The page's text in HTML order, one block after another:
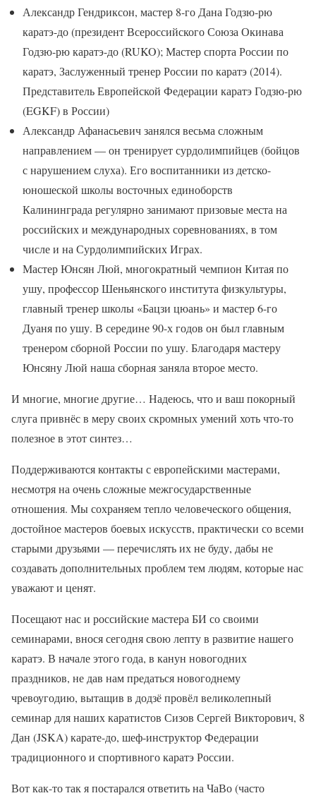
Александр Гендриксон, мастер 8-го Дана Годзю-рю
каратэ-до (президент Всероссийского Союза Окинава
Годзю-рю каратэ-до (RUKO); Мастер спорта России по
каратэ, Заслуженный тренер России по каратэ (2014).
Представитель Европейской Федерации каратэ Годзю-рю
(EGKF) в России)
Александр Афанасьевич занялся весьма сложным
направлением — он тренирует сурдолимпийцев (бойцов
с нарушением слуха). Его воспитанники из детско-
юношеской школы восточных единоборств
Калининграда регулярно занимают призовые места на
российских и международных соревнованиях, в том
числе и на Сурдолимпийских Играх.
Мастер Юнсян Люй, многократный чемпион Китая по
ушу, профессор Шеньянского института физкультуры,
главный тренер школы «Бацзи цюань» и мастер 6-го
Дуаня по ушу. В середине 90-х годов он был главным
тренером сборной России по ушу. Благодаря мастеру
Юнсяну Люй наша сборная заняла второе место.
И многие, многие другие… Надеюсь, что и ваш покорный
слуга привнёс в меру своих скромных умений хоть что-то
полезное в этот синтез…
Поддерживаются контакты с европейскими мастерами,
несмотря на очень сложные межгосударственные
отношения. Мы сохраняем тепло человеческого общения,
достойное мастеров боевых искусств, практически со всеми
старыми друзьями — перечислять их не буду, дабы не
создавать дополнительных проблем тем людям, которые нас
уважают и ценят.
Посещают нас и российские мастера БИ со своими
семинарами, внося сегодня свою лепту в развитие нашего
каратэ. В начале этого года, в канун новогодних
праздников, не дав нам предаться новогоднему
чревоугодию, вытащив в додзё провёл великолепный
семинар для наших каратистов Сизов Сергей Викторович, 8
Дан (JSKA) карате-до, шеф-инструктор Федерации
традиционного и спортивного каратэ России.
Вот как-то так я постарался ответить на ЧаВо (часто